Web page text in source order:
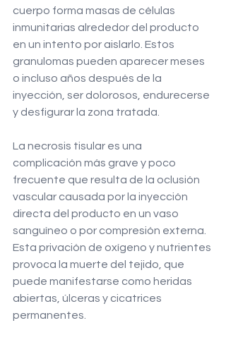
cuerpo forma masas de células
inmunitarias alrededor del producto
en un intento por aislarlo. Estos
granulomas pueden aparecer meses
o incluso años después de la
inyección, ser dolorosos, endurecerse
y desfigurar la zona tratada.
La necrosis tisular es una
complicación más grave y poco
frecuente que resulta de la oclusión
vascular causada por la inyección
directa del producto en un vaso
sanguíneo o por compresión externa.
Esta privación de oxígeno y nutrientes
provoca la muerte del tejido, que
puede manifestarse como heridas
abiertas, úlceras y cicatrices
permanentes.